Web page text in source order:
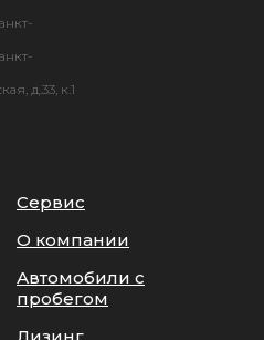
д.33, к.1
Сервис
О компании
Автомобили с
пробегом